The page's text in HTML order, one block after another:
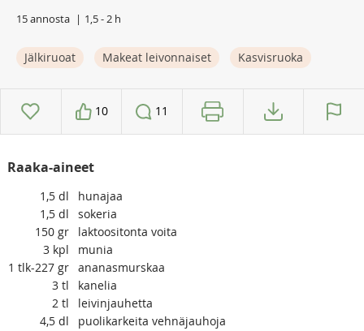
15 annosta 1,5 - 2 h
Jälkiruoat Makeat leivonnaiset Kasvisruoka
10 11
Raaka-aineet
1,5 dl
hunajaa
1,5 dl
sokeria
150 gr
laktoositonta voita
3 kpl
munia
1 tlk-227 gr ananasmurskaa
3 tl
kanelia
2 tl
leivinjauhetta
4,5 dl puolikarkeita vehnäjauhoja